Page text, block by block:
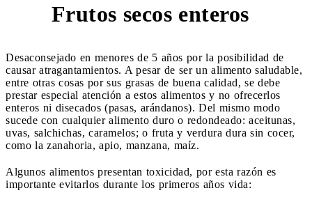
Frutos secos enteros
Desaconsejado en menores de 5 años por la posibilidad de
causar atragantamientos. A pesar de ser un alimento saludable,
entre otras cosas por sus grasas de buena calidad, se debe
prestar especial atención a estos alimentos y no ofrecerlos
enteros ni disecados (pasas, arándanos). Del mismo modo
sucede con cualquier alimento duro o redondeado: aceitunas,
uvas, salchichas, caramelos; o fruta y verdura dura sin cocer,
como la zanahoria, apio, manzana, maíz.
Algunos alimentos presentan toxicidad, por esta razón es
importante evitarlos durante los primeros años vida: